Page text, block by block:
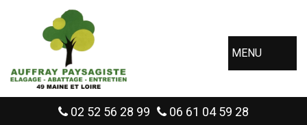
MENU
02 52 56 28 99 06 61 04 59 28